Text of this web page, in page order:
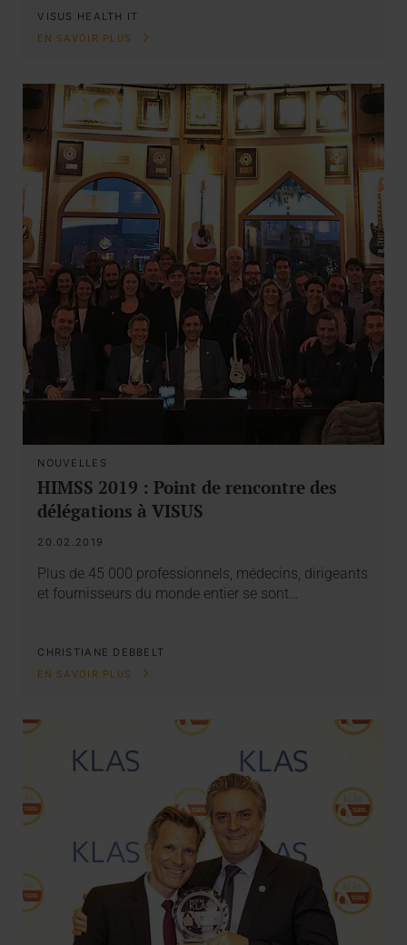
VISUS HEALTH IT
EN SAVOIR PLUS
NOUVELLES
HIMSS 2019 : Point de rencontre des
délégations à VISUS
20.02.2019
Plus de 45 000 professionnels, médecins, dirigeants
et fournisseurs du monde entier se sont…
CHRISTIANE DEBBELT
EN SAVOIR PLUS